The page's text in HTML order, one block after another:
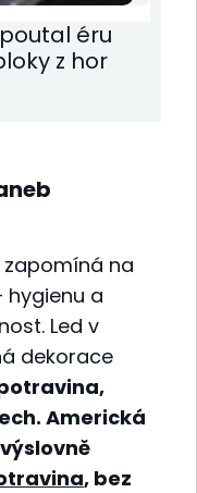
éru
z hor
na
hygienu a
Led v
dekorace
Americká
, bez